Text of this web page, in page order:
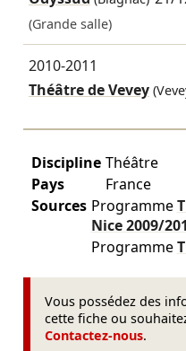
(Grande salle)
2010-2011
Théâtre de Vevey
Discipline Théâtre
Pays
France
Sources Programme
Nice2009/
Programme
Vous possédez des
cette fiche ou
Contactez-nous.